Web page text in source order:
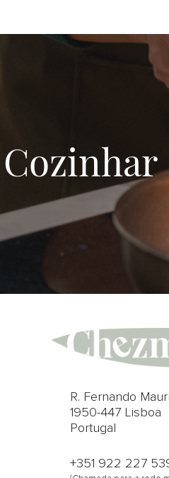
R. Fernando
1950-447 Lisboa
Portugal
+351 922 227